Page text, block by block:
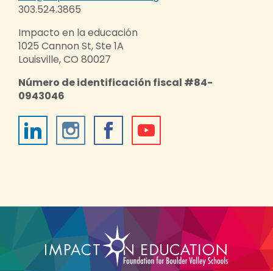
303.524.3865
Impacto en la educación
1025 Cannon St, Ste 1A
Louisville, CO 80027
Número de identificación fiscal #84-
0943046